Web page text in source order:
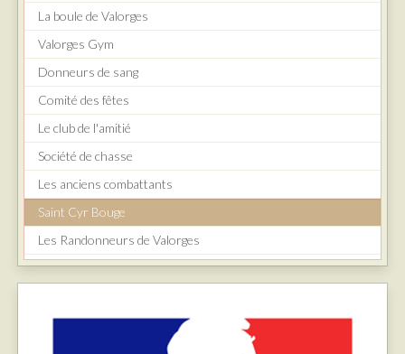
La boule de Valorges
Valorges Gym
Donneurs de sang
Comité des fêtes
Le club de l'amitié
Société de chasse
Les anciens combattants
Saint Cyr Bouge
Les Randonneurs de Valorges